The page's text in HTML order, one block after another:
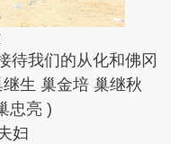
我们的从化和佛冈
生 巢金培 巢继秋
忠亮 )
妇